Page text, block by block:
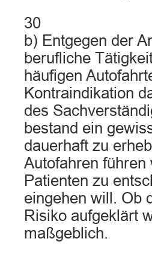
30
b) Entgegen der
berufliche
häufigen
Kontraindikation
des
bestand ein
dauerhaft zu
Autofahren
Patienten zu
eingehen will. Ob
Risiko aufgeklärt
maßgeblich.